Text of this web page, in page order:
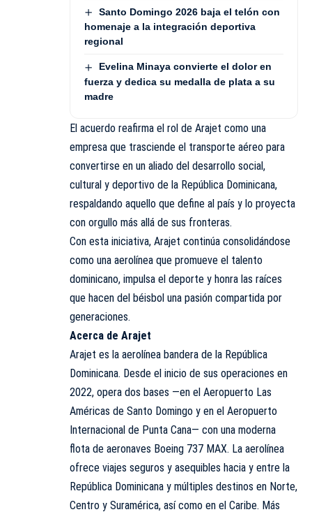
Santo Domingo 2026 baja el telón con
homenaje a la integración deportiva
regional
Evelina Minaya convierte el dolor en
fuerza y dedica su medalla de plata a su
madre
El acuerdo reafirma el rol de Arajet como una
empresa que trasciende el transporte aéreo para
convertirse en un aliado del desarrollo social,
cultural y deportivo de la República Dominicana,
respaldando aquello que define al país y lo proyecta
con orgullo más allá de sus fronteras.
Con esta iniciativa, Arajet continúa consolidándose
como una aerolínea que promueve el talento
dominicano, impulsa el deporte y honra las raíces
que hacen del béisbol una pasión compartida por
generaciones.
Acerca de Arajet
Arajet es la aerolínea bandera de la República
Dominicana. Desde el inicio de sus operaciones en
2022, opera dos bases —en el Aeropuerto Las
Américas de Santo Domingo y en el Aeropuerto
Internacional de Punta Cana— con una moderna
flota de aeronaves Boeing 737 MAX. La aerolínea
ofrece viajes seguros y asequibles hacia y entre la
República Dominicana y múltiples destinos en Norte,
Centro y Suramérica, así como en el Caribe. Más